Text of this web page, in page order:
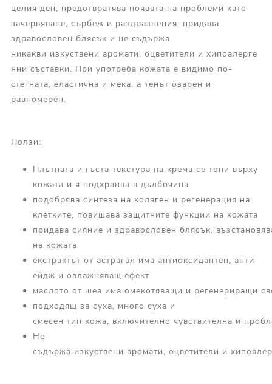
целия ден, предотвратява появата на проблеми като
зачервяване, сърбеж и раздразнения, придава
здравословен блясък и не съдържа
никакви изкуствени аромати, оцветители и хипоалерге
нни съставки. При употреба кожата е видимо по-
стегната, еластична и мека, а тенът озарен и
равномерен.
Ползи:
Плътната и гъста текстура на крема се топи върху
кожата и я подхранва в дълбочина
подобрява синтеза на колаген и регенерация на
клетките, повишава защитните функции на кожата
придава сияние и здравословен блясък,
на кожата
екстрактът от астрагал има антиоксидантен, анти-
ейдж и овлажняващ ефект
маслото от шеа има омекотяващи и регенериращи
подходящ за суха, много суха и
смесен тип кожа, включително чувствителна и
Не
съдържа изкуствени аромати, оцветители и